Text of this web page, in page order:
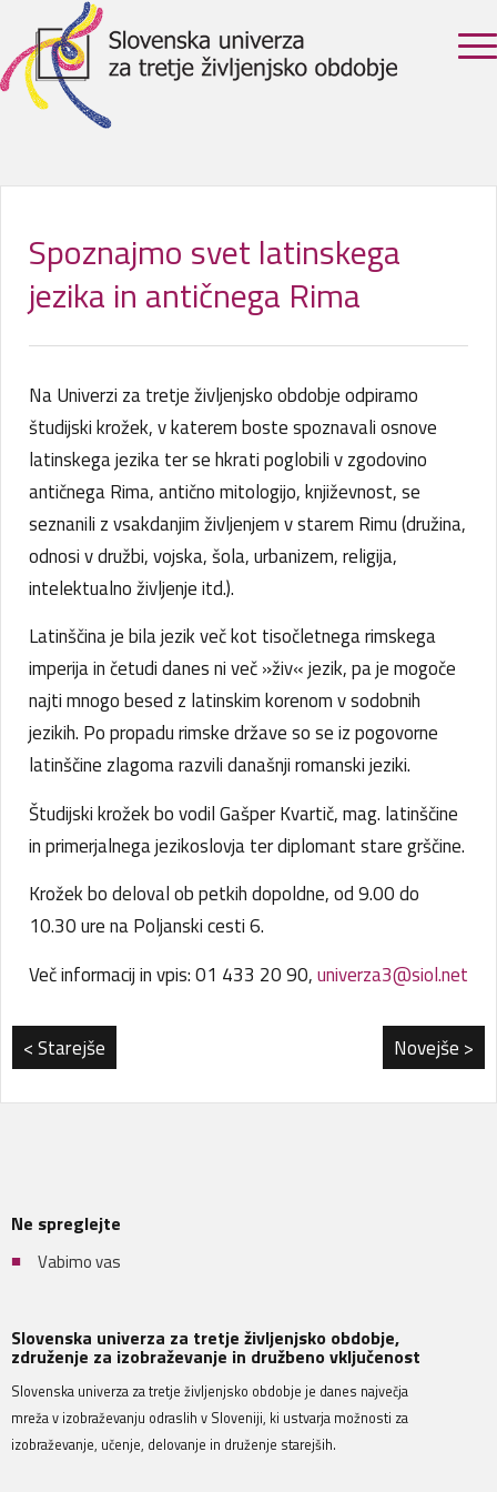
Spoznajmo svet latinskega
jezika in antičnega Rima
Na Univerzi za tretje življenjsko obdobje odpiramo
študijski krožek, v katerem boste spoznavali osnove
latinskega jezika ter se hkrati poglobili v zgodovino
antičnega Rima, antično mitologijo, književnost, se
seznanili z vsakdanjim življenjem v starem Rimu (družina,
odnosi v družbi, vojska, šola, urbanizem, religija,
intelektualno življenje itd.).
Latinščina je bila jezik več kot tisočletnega rimskega
imperija in četudi danes ni več »živ« jezik, pa je mogoče
najti mnogo besed z latinskim korenom v sodobnih
jezikih. Po propadu rimske države so se iz pogovorne
latinščine zlagoma razvili današnji romanski jeziki.
Študijski krožek bo vodil Gašper Kvartič, mag. latinščine
in primerjalnega jezikoslovja ter diplomant stare grščine.
Krožek bo deloval ob petkih dopoldne, od 9.00 do
10.30 ure na Poljanski cesti 6.
Več informacij in vpis: 01 433 20 90,univerza3@siol.net
< Starejše Novejše >
Ne spreglejte
Vabimo vas
Slovenska univerza za tretje življenjsko obdobje,
združenje za izobraževanje in družbeno vključenost
Slovenska univerza za tretje življenjsko obdobje je danes največja
mreža v izobraževanju odraslih v Sloveniji, ki ustvarja možnosti za
izobraževanje, učenje, delovanje in druženje starejših.